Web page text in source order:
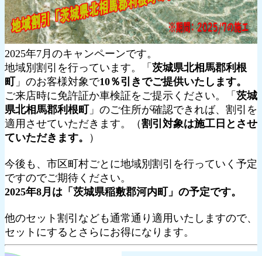
2025年7月のキャンペーンです。
地域別割引を行っています。「 茨城県北相馬郡利根
町」のお客様対象で10％引きでご提供いたします。
ご来店時に免許証か車検証をご提示ください。「 茨城
県北相馬郡利根町」のご住所が確認できれば、割引を
適用させていただきます。（割引対象は施工日とさせ
ていただきます。
）
今後も、市区町村ごとに地域別割引を行っていく予定
ですのでご期待ください。
2025年8月は「茨城県稲敷郡河内町」の予定です。
他のセット割引なども通常通り適用いたしますので、
セットにするとさらにお得になります。